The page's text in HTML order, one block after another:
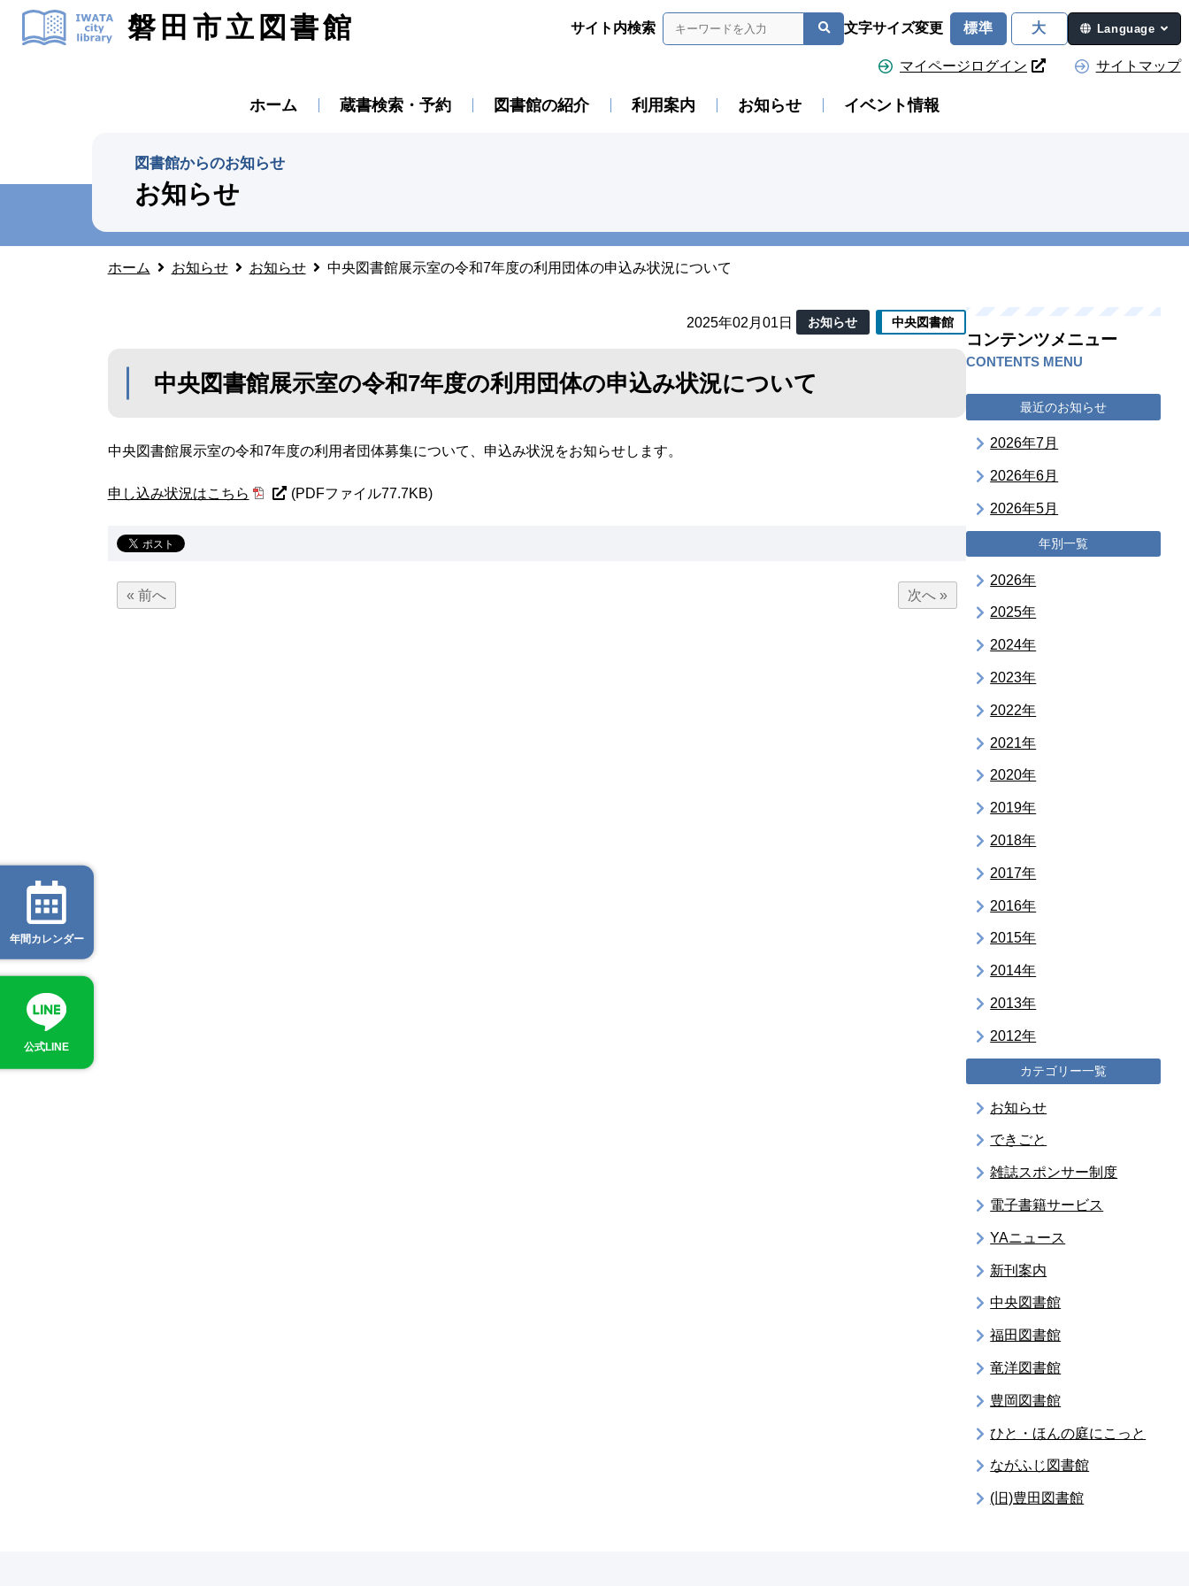
磐田市立図書館 サイト内検索 文字サイズ変更 標準 大 Language
マイページログイン サイトマップ
ホーム 蔵書検索・予約 図書館の紹介 利用案内 お知らせ イベント情報
図書館からのお知らせ
お知らせ
ホーム お知らせ お知らせ 中央図書館展示室の令和7年度の利用団体の申込み状況について
2025年02月01日 お知らせ 中央図書館
中央図書館展示室の令和7年度の利用団体の申込み状況について
中央図書館展示室の令和7年度の利用者団体募集について、申込み状況をお知らせします。
申し込み状況はこちら (PDFファイル77.7KB)
« 前へ 次へ »
コンテンツメニュー
CONTENTS MENU
最近のお知らせ
2026年7月
2026年6月
2026年5月
年別一覧
2026年
2025年
2024年
2023年
2022年
2021年
2020年
2019年
2018年
2017年
2016年
2015年
2014年
2013年
2012年
カテゴリー一覧
お知らせ
できごと
雑誌スポンサー制度
電子書籍サービス
YAニュース
新刊案内
中央図書館
福田図書館
竜洋図書館
豊岡図書館
ひと・ほんの庭にこっと
ながふじ図書館
(旧)豊田図書館
年間カレンダー
公式LINE